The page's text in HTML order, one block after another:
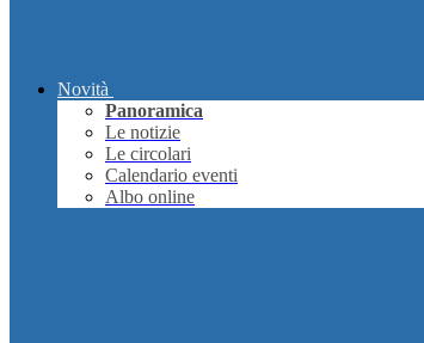
Novità
Panoramica
Le notizie
Le circolari
Calendario eventi
Albo online